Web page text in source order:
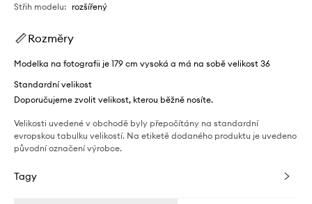
Střih modelu: rozšířený
Rozměry
Modelka na fotografii je 179 cm vysoká a má na sobě velikost 36
Standardní velikost
Doporučujeme zvolit velikost, kterou běžně nosíte.
Velikosti uvedené v obchodě byly přepočítány na standardní
evropskou tabulku velikostí. Na etiketě dodaného produktu je uvedeno
původní označení výrobce.
Tagy